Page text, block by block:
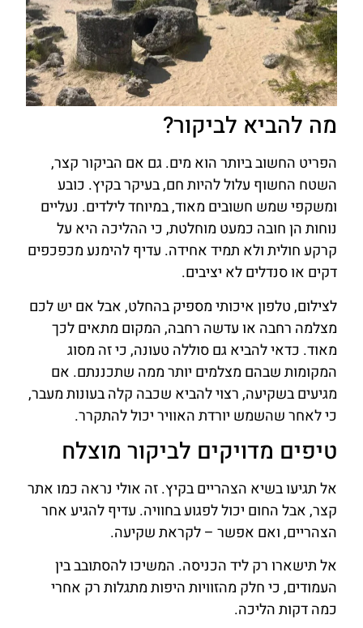
מה להביא לביקור?
הפריט החשוב ביותר הוא מים. גם אם הביקור קצר,
השטח החשוף עלול להיות חם, בעיקר בקיץ. כובע
ומשקפי שמש חשובים מאוד, במיוחד לילדים. נעליים
נוחות הן חובה כמעט מוחלטת, כי ההליכה היא על
קרקע חולית ולא תמיד אחידה. עדיף להימנע מכפכפים
דקים או סנדלים לא יציבים.
לצילום, טלפון איכותי מספיק בהחלט, אבל אם יש לכם
מצלמה רחבה או עדשה רחבה, המקום מתאים לכך
מאוד. כדאי להביא גם סוללה טעונה, כי זה מסוג
המקומות שבהם מצלמים יותר ממה שתכננתם. אם
מגיעים בשקיעה, רצוי להביא שכבה קלה בעונות מעבר,
כי לאחר שהשמש יורדת האוויר יכול להתקרר.
טיפים מדויקים לביקור מוצלח
אל תגיעו בשיא הצהריים בקיץ. זה אולי נראה כמו אתר
קצר, אבל החום יכול לפגוע בחוויה. עדיף להגיע אחר
הצהריים, ואם אפשר – לקראת שקיעה.
אל תישארו רק ליד הכניסה. המשיכו להסתובב בין
העמודים, כי חלק מהזוויות היפות מתגלות רק אחרי
כמה דקות הליכה.